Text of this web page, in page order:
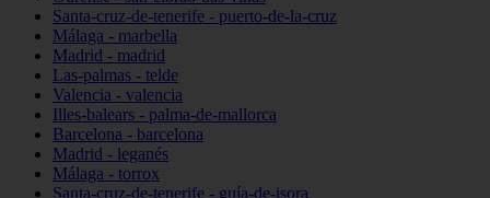
Santa-cruz-de-tenerife - puerto-de-la-cruz
Málaga - marbella
Madrid - madrid
Las-palmas - telde
Valencia - valencia
Illes-balears - palma-de-mallorca
Barcelona - barcelona
Madrid - leganés
Málaga - torrox
Santa-cruz-de-tenerife - guía-de-isora